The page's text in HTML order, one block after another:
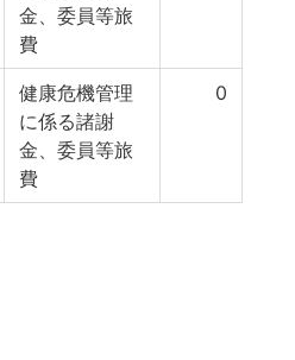
金、委員等旅
費
健康危機管理
に係る諸謝
金、委員等旅
費
0